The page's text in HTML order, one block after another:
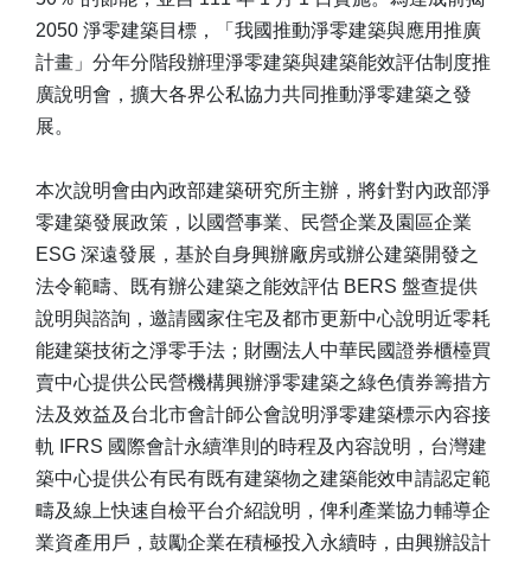
2050 淨零建築目標，「我國推動淨零建築與應用推廣
計畫」分年分階段辦理淨零建築與建築能效評估制度推
廣說明會，擴大各界公私協力共同推動淨零建築之發
展。
本次說明會由內政部建築研究所主辦，將針對內政部淨
零建築發展政策，以國營事業、民營企業及園區企業
ESG 深遠發展，基於自身興辦廠房或辦公建築開發之
法令範疇、既有辦公建築之能效評估 BERS 盤查提供
說明與諮詢，邀請國家住宅及都市更新中心說明近零耗
能建築技術之淨零手法；財團法人中華民國證券櫃檯買
賣中心提供公民營機構興辦淨零建築之綠色債券籌措方
法及效益及台北市會計師公會說明淨零建築標示內容接
軌 IFRS 國際會計永續準則的時程及內容說明，台灣建
築中心提供公有民有既有建築物之建築能效申請認定範
疇及線上快速自檢平台介紹說明，俾利產業協力輔導企
業資產用戶，鼓勵企業在積極投入永續時，由興辦設計